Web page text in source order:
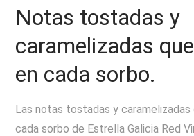
Notas tostadas y
caramelizadas
en cada sorbo.
Las notas tostadas y
cada sorbo de Estrella Galicia Red